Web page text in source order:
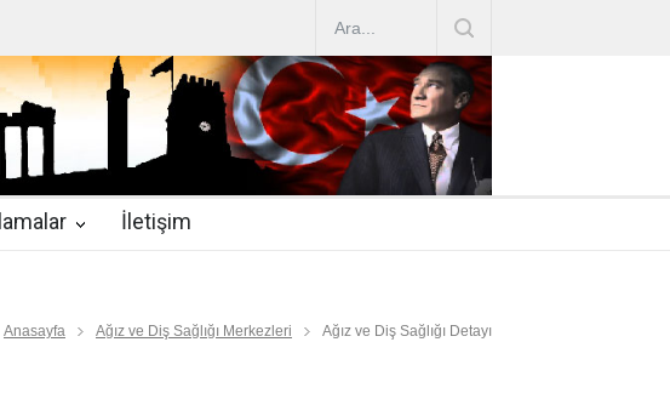
CİHAZ ARTIRIMLARI|2019-07-31
Birimi Genelgesi 2019/16 | 2019-07-31
Kadrosunda Çalıştırma Talep|2019-06-26
İletişim
Anasayfa Ağız ve Diş Sağlığı Merkezleri Ağız ve Diş Sağlığı Detayı